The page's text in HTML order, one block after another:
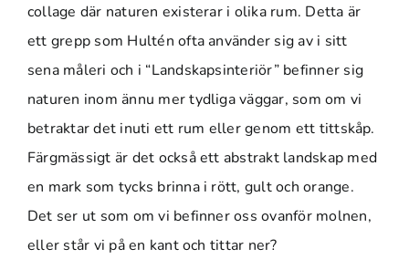
collage där naturen existerar i olika rum. Detta är
ett grepp som Hultén ofta använder sig av i sitt
sena måleri och i “Landskapsinteriör” befinner sig
naturen inom ännu mer tydliga väggar, som om vi
betraktar det inuti ett rum eller genom ett tittskåp.
Färgmässigt är det också ett abstrakt landskap med
en mark som tycks brinna i rött, gult och orange.
Det ser ut som om vi befinner oss ovanför molnen,
eller står vi på en kant och tittar ner?